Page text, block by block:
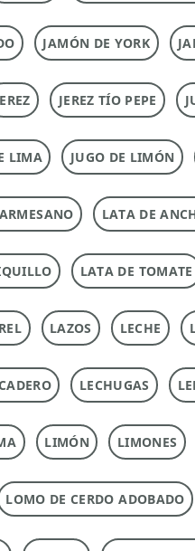
JAMÓN DE YORK
JEREZ TÍO PEPE
LIMA JUGO DE LIMÓN
LATA DE
LATA DE TOMATE
LAZOS LECHE
LECHUGAS
LIMÓN LIMONES
LOMO DE CERDO ADOBADO